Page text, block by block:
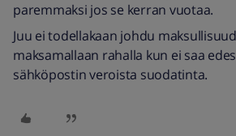
paremmaksi jos se kerran vuotaa.
Juu ei todellakaan johdu
maksamallaan rahalla kun ei saa
sähköpostin veroista suodatinta.